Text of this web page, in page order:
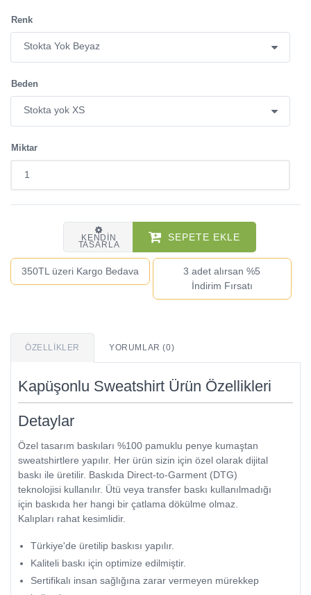
Renk
Beden
Miktar
KENDIN
TASARLA
SEPETE EKLE
350TL üzeri Kargo Bedava
3 adet alırsan %5
İndirim Fırsatı
ÖZELLIKLER YORUMLAR (0)
Kapüşonlu Sweatshirt Ürün Özellikleri
Detaylar
Özel tasarım baskıları %100 pamuklu penye kumaştan
sweatshirtlere yapılır. Her ürün sizin için özel olarak dijital
baskı ile üretilir. Baskıda Direct-to-Garment (DTG)
teknolojisi kullanılır. Ütü veya transfer baskı kullanılmadığı
için baskıda her hangi bir çatlama dökülme olmaz.
Kalıpları rahat kesimlidir.
Türkiye'de üretilip baskısı yapılır.
Kaliteli baskı için optimize edilmiştir.
Sertifikalı insan sağlığına zarar vermeyen mürekkep